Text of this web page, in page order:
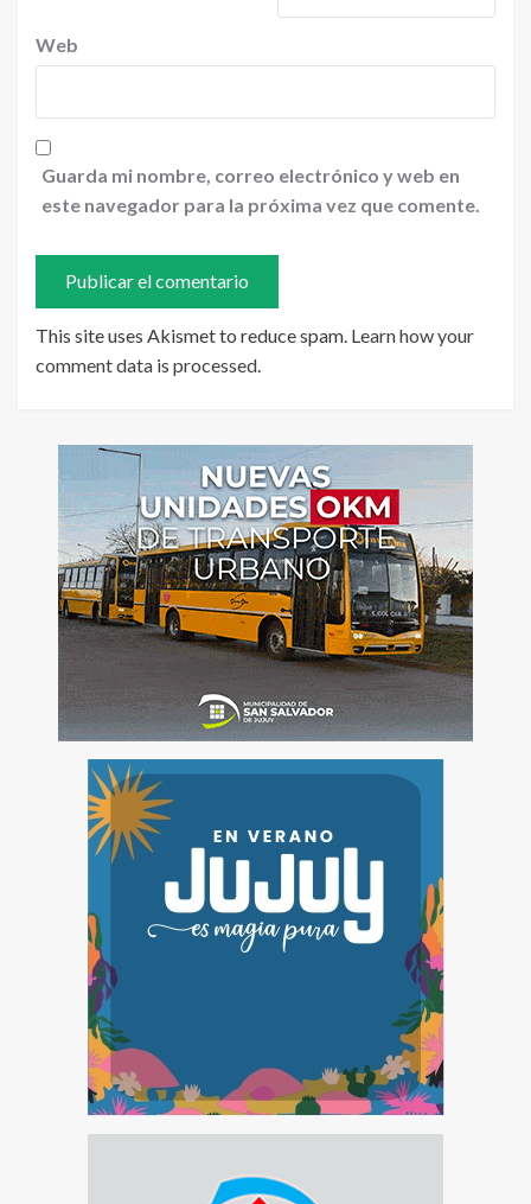
Web
Guarda mi nombre, correo electrónico y web en
este navegador para la próxima vez que comente.
This site uses Akismet to reduce spam. Learn how your
comment data is processed